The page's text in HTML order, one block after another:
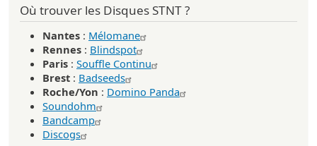
Où trouver les Disques STNT ?
Nantes : Mélomane
Rennes : Blindspot
Paris : Souffle Continu
Brest : Badseeds
Roche/Yon : Domino Panda
Soundohm
Bandcamp
Discogs